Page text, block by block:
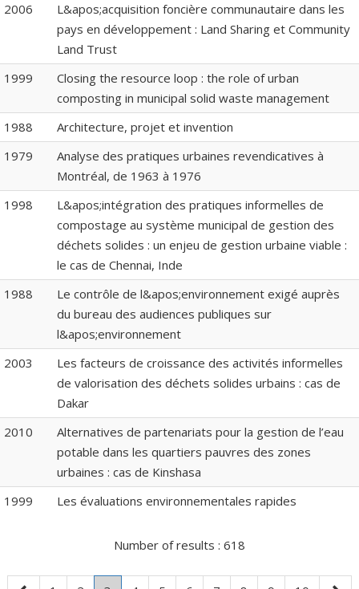
2006
L&apos;acquisition foncière communautaire dans les
pays en développement : Land Sharing et Community
Land Trust
1999
Closing the resource loop : the role of urban
composting in municipal solid waste management
1988
Architecture, projet et invention
1979
Analyse des pratiques urbaines revendicatives à
Montréal, de 1963 à 1976
1998
L&apos;intégration des pratiques informelles de
compostage au système municipal de gestion des
déchets solides : un enjeu de gestion urbaine viable :
le cas de Chennai, Inde
1988
Le contrôle de l&apos;environnement exigé auprès
du bureau des audiences publiques sur
l&apos;environnement
2003
Les facteurs de croissance des activités informelles
de valorisation des déchets solides urbains : cas de
Dakar
2010
Alternatives de partenariats pour la gestion de l’eau
potable dans les quartiers pauvres des zones
urbaines : cas de Kinshasa
1999
Les évaluations environnementales rapides
Number of results : 618